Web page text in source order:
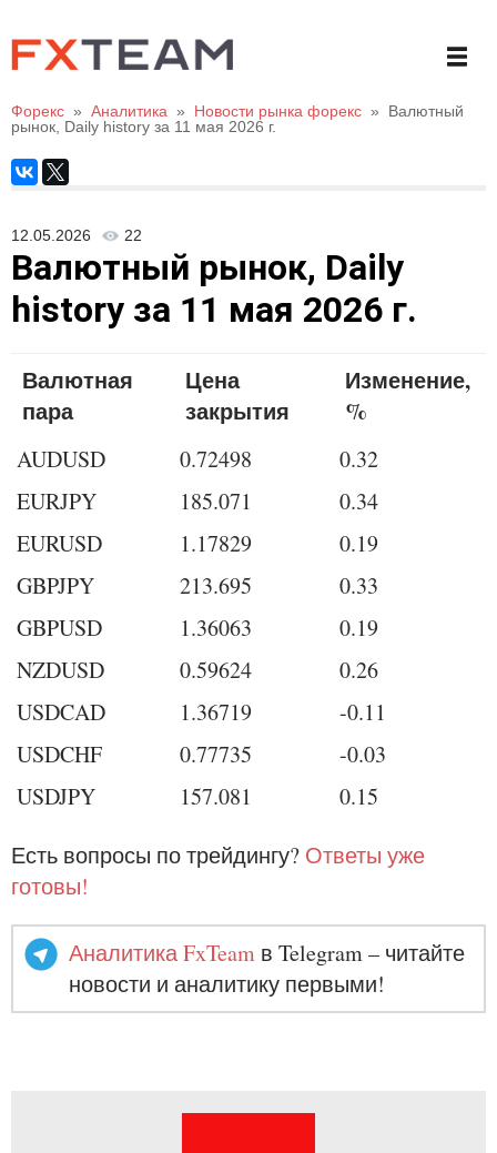
Форекс » Аналитика » Новости рынка форекс »
Валютный
рынок, Daily history за 11 мая 2026 г.
12.05.2026 22
Валютный рынок, Daily
history за 11 мая 2026 г.
Валютная
пара
Цена
закрытия
Изменение,
%
AUDUSD 0.72498
0.32
EURJPY
185.071
0.34
EURUSD
1.17829
0.19
GBPJPY
213.695
0.33
GBPUSD
1.36063
0.19
NZDUSD
0.59624
0.26
USDCAD
1.36719
-0.11
USDCHF
0.77735
-0.03
USDJPY
157.081
0.15
Есть вопросы по трейдингу? Ответы уже
готовы!
Аналитика FxTeam в Telegram – читайте
новости и аналитику первыми!